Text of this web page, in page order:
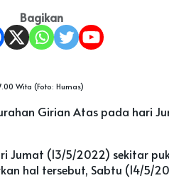
Bagikan
Wita (Foto: Humas)
Girian Atas pada hari
(13/5/2022) sekitar
hal tersebut, Sabtu (14/5/